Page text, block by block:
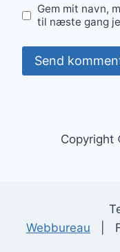
Gem mit navn,
til næste gang
Webbureau |